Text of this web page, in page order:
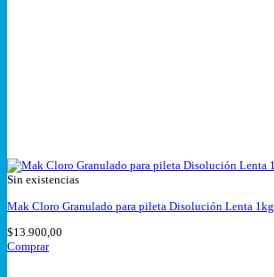
Sin existencias
Mak Cloro Granulado para pileta Disolución Lenta 1kg
$13.900,00
Comprar